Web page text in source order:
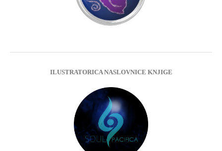
ILUSTRATORICA NASLOVNICE KNJIGE